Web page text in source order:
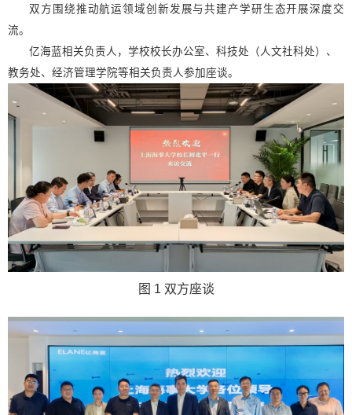
双方围绕推动航运领域创新发展与共建产学研生态开展深度交
流。
亿海蓝相关负责人，学校校长办公室、科技处（人文社科处）、
教务处、经济管理学院等相关负责人参加座谈。
图 1 双方座谈